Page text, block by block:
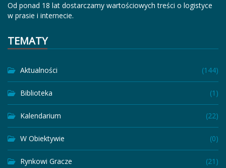
Od ponad 18 lat dostarczamy wartościowych treści o logistyce
w prasie i internecie.
TEMATY
Aktualności (144)
Biblioteka (1)
Kalendarium (22)
W Obiektywie (0)
Rynkowi Gracze (21)